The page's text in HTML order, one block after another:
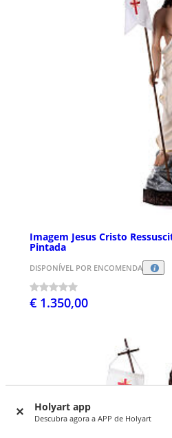
Holyart app
Descubra agora a APP de Holyart
Imagem Jesus Cristo
Pintada
DISPONÍVEL POR ENCOMENDA
€ 1.350,00